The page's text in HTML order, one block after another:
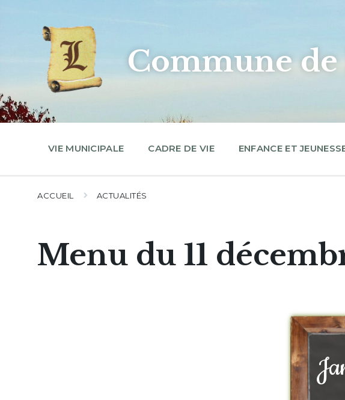
navigation
Commune
VIE MUNICIPALE CADRE DE VIE ENFANCE ET
ACCUEIL ACTUALITÉS
Menu du 11